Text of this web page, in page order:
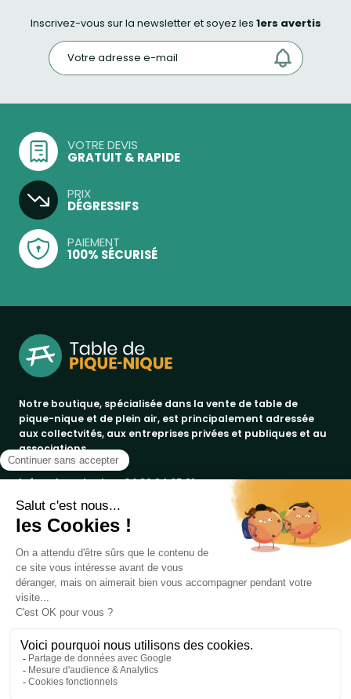
Inscrivez-vous sur la newsletter et soyez les 1ers avertis
VOTRE DEVIS
GRATUIT & RAPIDE
PRIX
DÉGRESSIFS
PAIEMENT
100% SÉCURISÉ
Notre boutique, spécialisée dans la vente de table de
pique-nique et de plein air, est principalement adressée
aux collectvités, aux entreprises privées et publiques et au
associations.
Infos et contact au04 86 84 05 81
Produits
bancs publics
corbeilles de ville & propreté
tables pique-nique
Notre société
a propos
conditions de livraison
Marques
procity®
informations personnelles